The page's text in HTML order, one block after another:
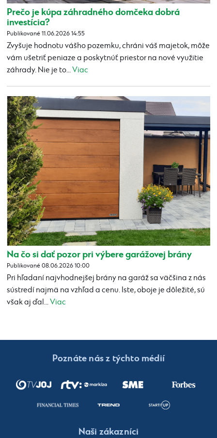
Prečo je kúpa záhradného domčeka dobrá
investícia?
Publikované 11.06.2026 14:55
Zvyšuje hodnotu vášho pozemku, chráni váš majetok, môže
vám ušetriť peniaze a poskytnúť priestor na nové využitie
záhrady. Nie je to...Viac
Na čo si dať pozor pri výbere garážovej brány
Publikované 08.06.2026 10:00
Pri hľadaní najvhodnejšej brány na garáž sa väčšina z nás
sústredí najmä na vzhľad a cenu. Iste, oboje je dôležité, sú
však aj ďal...Viac
Poznáte nás z týchto médií
Naši zákazníci